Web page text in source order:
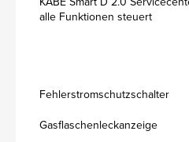
alle Funktionen steuert
Fehlerstromschutzschalter
Gasflaschenleckanzeige